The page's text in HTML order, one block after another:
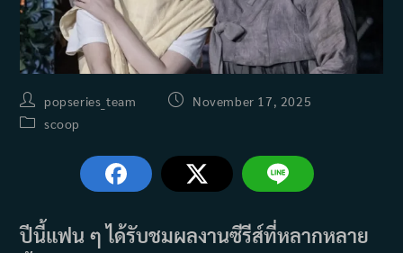
Post
author:
popseries_team
PostNovember 17, 2025
Postscoop
ปีนี้แฟน ๆ ได้รับชมผลงานซีรีส์ที่หลากหลาย